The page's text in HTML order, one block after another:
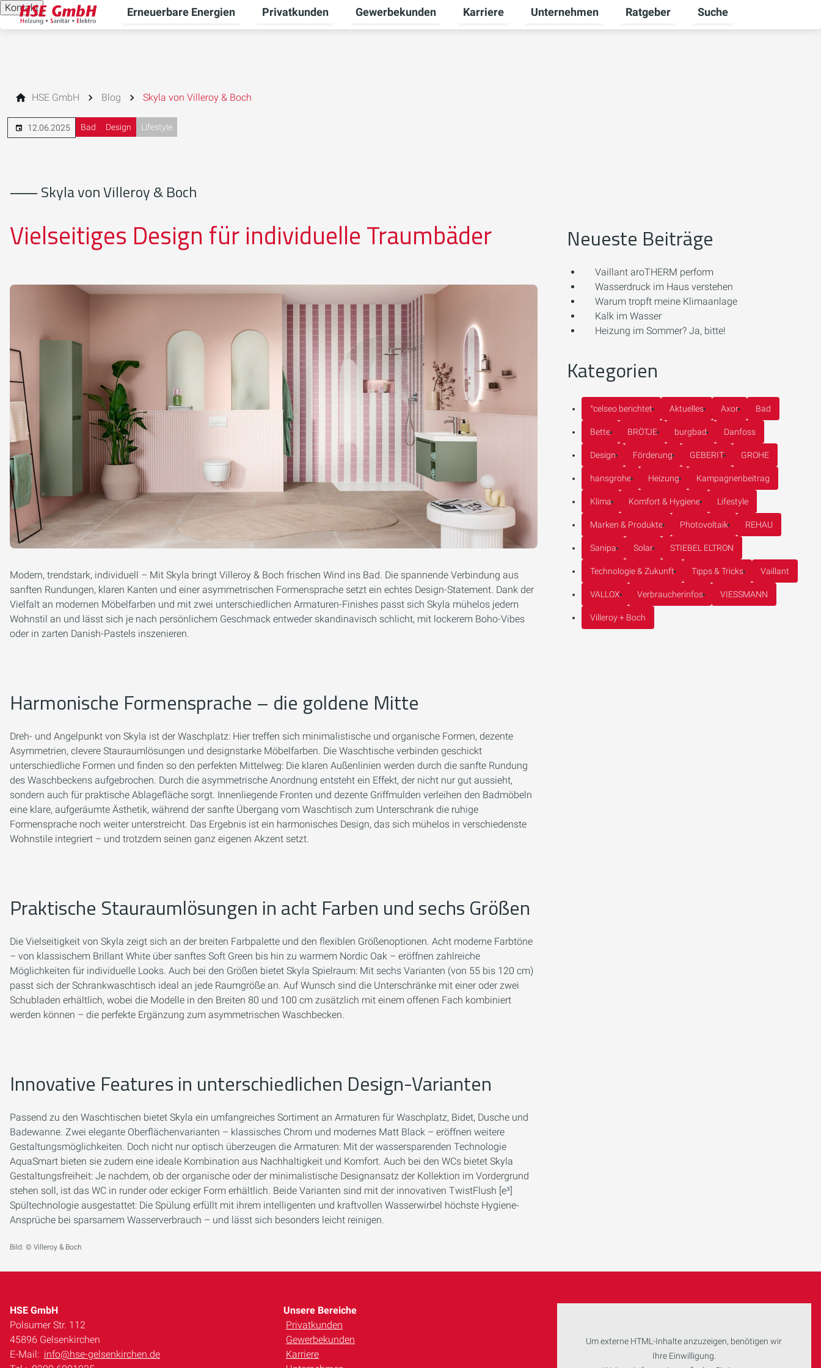
Kontakt Erneuerbare Energien
Untermenü für Erneuerbare Energien umschalten
Privatkunden
Untermenü für Privatkunden umschalten
Gewerbekunden
Untermenü für Gewerbekunden umschalten
Karriere
Untermenü für Karriere umschalten
Unternehmen
Untermenü für Unternehmen umschalten
Ratgeber
Untermenü für Ratgeber
Suche
HSE GmbH Blog Skyla von Villeroy & Boch
12.06.2025 Bad Design Lifestyle
⸺ Skyla von Villeroy & Boch
Vielseitiges Design für individuelle Traumbäder
Modern, trendstark, individuell – Mit Skyla bringt Villeroy & Boch frischen Wind ins Bad. Die spannende Verbindung aus
sanften Rundungen, klaren Kanten und einer asymmetrischen Formensprache setzt ein echtes Design-Statement. Dank der
Vielfalt an modernen Möbelfarben und mit zwei unterschiedlichen Armaturen-Finishes passt sich Skyla mühelos jedem
Wohnstil an und lässt sich je nach persönlichem Geschmack entweder skandinavisch schlicht, mit lockerem Boho-Vibes
oder in zarten Danish-Pastels inszenieren.
Harmonische Formensprache – die goldene Mitte
Dreh- und Angelpunkt von Skyla ist der Waschplatz: Hier treffen sich minimalistische und organische Formen, dezente
Asymmetrien, clevere Stauraumlösungen und designstarke Möbelfarben. Die Waschtische verbinden geschickt
unterschiedliche Formen und finden so den perfekten Mittelweg: Die klaren Außenlinien werden durch die sanfte Rundung
des Waschbeckens aufgebrochen. Durch die asymmetrische Anordnung entsteht ein Effekt, der nicht nur gut aussieht,
sondern auch für praktische Ablagefläche sorgt. Innenliegende Fronten und dezente Griffmulden verleihen den Badmöbeln
eine klare, aufgeräumte Ästhetik, während der sanfte Übergang vom Waschtisch zum Unterschrank die ruhige
Formensprache noch weiter unterstreicht. Das Ergebnis ist ein harmonisches Design, das sich mühelos in verschiedenste
Wohnstile integriert – und trotzdem seinen ganz eigenen Akzent setzt.
Praktische Stauraumlösungen in acht Farben und sechs Größen
Die Vielseitigkeit von Skyla zeigt sich an der breiten Farbpalette und den flexiblen Größenoptionen. Acht moderne Farbtöne
– von klassischem Brillant White über sanftes Soft Green bis hin zu warmem Nordic Oak – eröffnen zahlreiche
Möglichkeiten für individuelle Looks. Auch bei den Größen bietet Skyla Spielraum: Mit sechs Varianten (von 55 bis 120 cm)
passt sich der Schrankwaschtisch ideal an jede Raumgröße an. Auf Wunsch sind die Unterschränke mit einer oder zwei
Schubladen erhältlich, wobei die Modelle in den Breiten 80 und 100 cm zusätzlich mit einem offenen Fach kombiniert
werden können – die perfekte Ergänzung zum asymmetrischen Waschbecken.
Innovative Features in unterschiedlichen Design-Varianten
Passend zu den Waschtischen bietet Skyla ein umfangreiches Sortiment an Armaturen für Waschplatz, Bidet, Dusche und
Badewanne. Zwei elegante Oberflächenvarianten – klassisches Chrom und modernes Matt Black – eröffnen weitere
Gestaltungsmöglichkeiten. Doch nicht nur optisch überzeugen die Armaturen: Mit der wassersparenden Technologie
AquaSmart bieten sie zudem eine ideale Kombination aus Nachhaltigkeit und Komfort. Auch bei den WCs bietet Skyla
Gestaltungsfreiheit: Je nachdem, ob der organische oder der minimalistische Designansatz der Kollektion im Vordergrund
stehen soll, ist das WC in runder oder eckiger Form erhältlich. Beide Varianten sind mit der innovativen TwistFlush [e³]
Spültechnologie ausgestattet: Die Spülung erfüllt mit ihrem intelligenten und kraftvollen Wasserwirbel höchste Hygiene-
Ansprüche bei sparsamem Wasserverbrauch – und lässt sich besonders leicht reinigen.
Bild: © Villeroy & Boch
Neueste Beiträge
Vaillant aroTHERM perform
Wasserdruck im Haus verstehen
Warum tropft meine Klimaanlage
Kalk im Wasser
Heizung im Sommer? Ja, bitte!
Kategorien
°celseo berichtet Aktuelles Axor Bad
Bette BRÖTJE burgbad Danfoss
Design Förderung GEBERIT GROHE
hansgrohe Heizung Kampagnenbeitrag
Klima Komfort & Hygiene Lifestyle
Marken & Produkte Photovoltaik REHAU
Sanipa Solar STIEBEL ELTRON
Technologie & Zukunft Tipps & Tricks Vaillant
VALLOX Verbraucherinfos VIESSMANN
Villeroy + Boch
HSE GmbH
Polsumer Str. 112
45896 Gelsenkirchen
E-Mail: info@hse-gelsenkirchen.de
Unsere Bereiche
Privatkunden
Gewerbekunden
Karriere
Um externe HTML-Inhalte anzuzeigen, benötigen wir
Ihre Einwilligung.